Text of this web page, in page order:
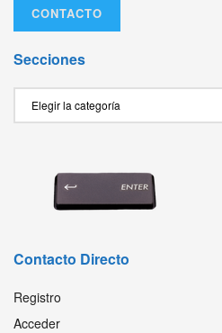
CONTACTO
Secciones
Contacto Directo
Registro
Acceder